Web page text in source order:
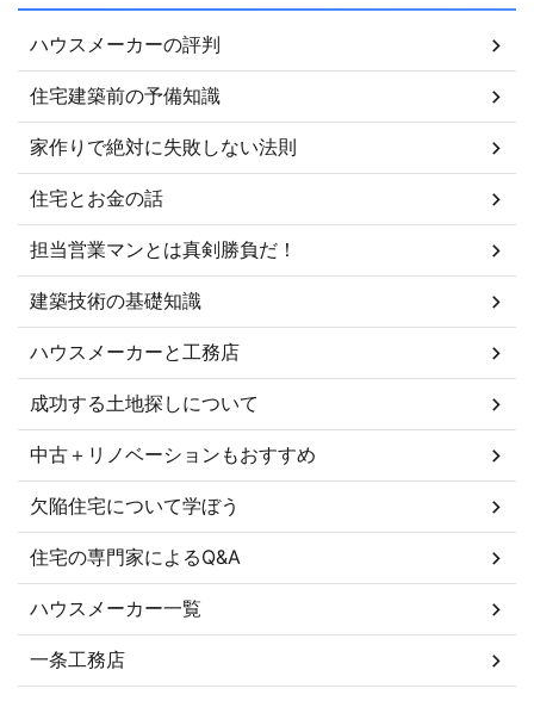
ハウスメーカーの評判
住宅建築前の予備知識
家作りで絶対に失敗しない法則
住宅とお金の話
担当営業マンとは真剣勝負だ！
建築技術の基礎知識
ハウスメーカーと工務店
成功する土地探しについて
中古＋リノベーションもおすすめ
欠陥住宅について学ぼう
住宅の専門家によるQ&A
ハウスメーカー一覧
一条工務店